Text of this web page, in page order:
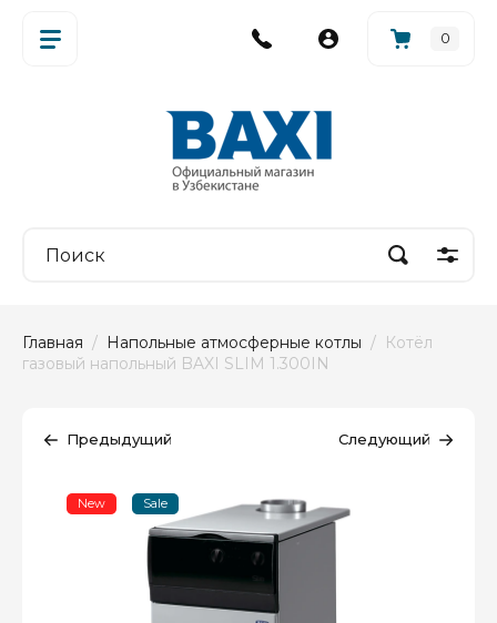
0
Главная / Напольные атмосферные котлы /  Котёл
газовый напольный BAXI SLIM 1.300IN
Предыдущий Следующий
New Sale